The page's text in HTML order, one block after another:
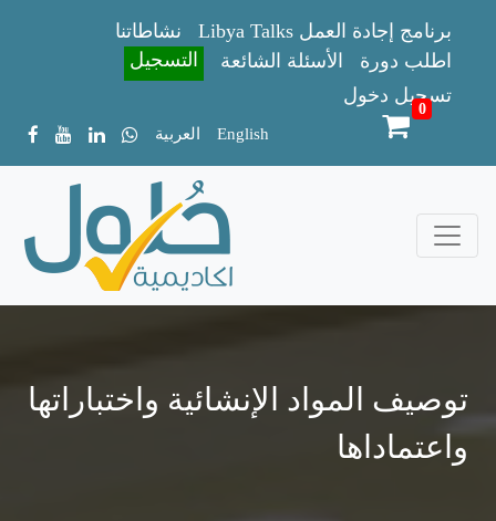
Libya Talks برنامج إجادة العمل
نشاطاتنا
اطلب دورة
الأسئلة الشائعة
التسجيل
تسجيل دخول
العربية English
0
توصيف المواد الإنشائية واختباراتها
واعتماداها